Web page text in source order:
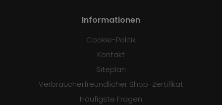
Informationen
Cookie-Politik
Kontakt
Siteplan
Verbraucherfreundlicher Shop-Zertifikat
Häufigste Fragen